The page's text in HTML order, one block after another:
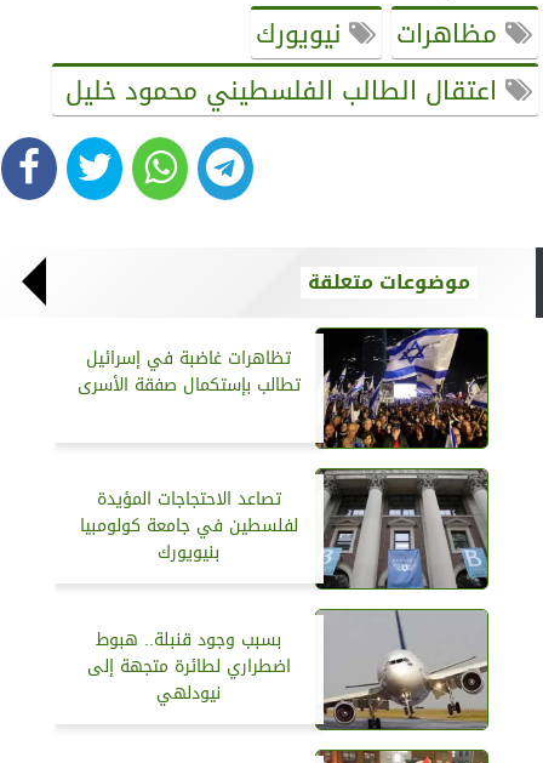
مظاهرات
نيويورك
اعتقال الطالب الفلسطيني محمود خليل
موضوعات متعلقة
تظاهرات غاضبة في إسرائيل
تطالب بإستكمال صفقة الأسرى
تصاعد الاحتجاجات المؤيدة
لفلسطين في جامعة كولومبيا
بنيويورك
بسبب وجود قنبلة.. هبوط
اضطراري لطائرة متجهة إلى
نيودلهي